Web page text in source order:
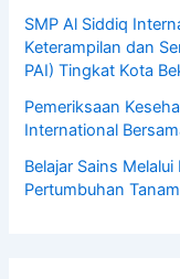
SMP Al Siddiq
Keterampilan dan
PAI) Tingkat Kota
Pemeriksaan
International
Belajar Sains
Pertumbuhan